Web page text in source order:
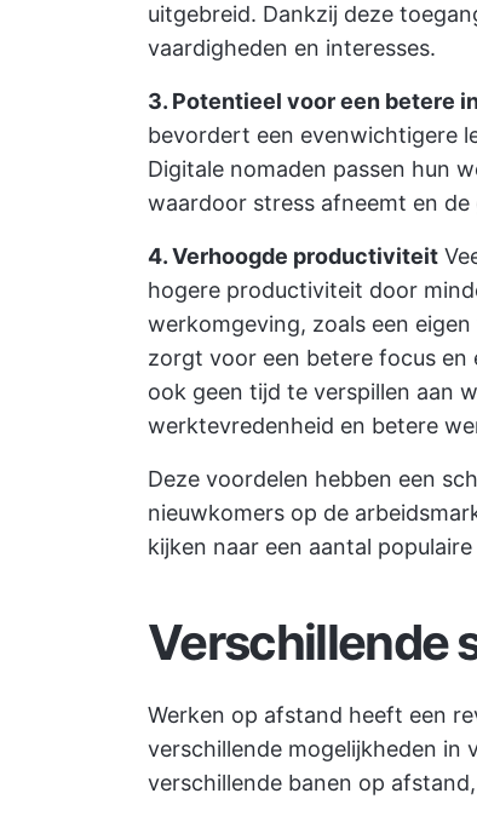
uitgebreid. Dankzij deze
vaardigheden en interesses.
3. Potentieel voor een betere
bevordert een evenwichtigere
Digitale nomaden passen hun
waardoor stress afneemt en
4. Verhoogde productiviteit
hogere productiviteit door
werkomgeving, zoals een
zorgt voor een betere focus
ook geen tijd te verspillen aan
werktevredenheid en betere
Deze voordelen hebben een
nieuwkomers op de
kijken naar een aantal
Verschillende
Werken op afstand heeft een
verschillende mogelijkheden in
verschillende banen op